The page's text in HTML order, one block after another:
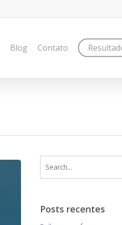
Blog Contato
Posts recentes